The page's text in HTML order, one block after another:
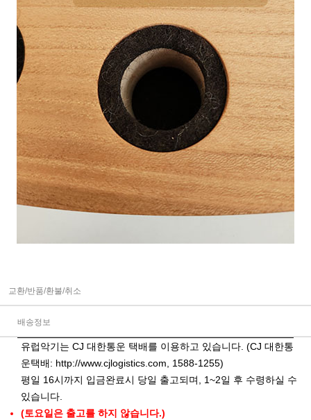
교환/반품/환불/취소
배송정보
유럽악기는 CJ 대한통운 택배를 이용하고 있습니다. (CJ 대한통
운택배: http://www.cjlogistics.com , 1588-1255)
평일 16시까지 입금완료시 당일 출고되며, 1~2일 후 수령하실 수
있습니다.
(토요일은 출고를 하지 않습니다.)